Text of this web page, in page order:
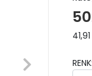
RENK: